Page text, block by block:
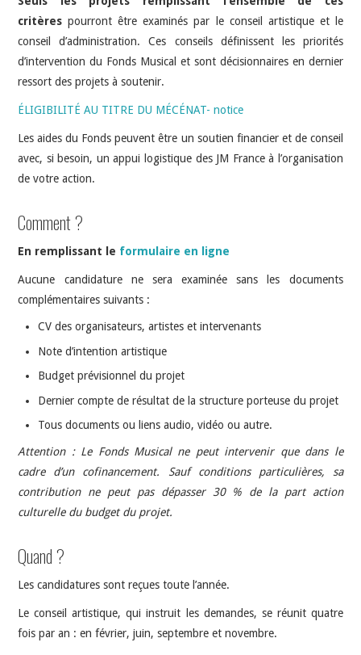
critères pourront être examinés par le conseil artistique et le
conseil d’administration. Ces conseils définissent les priorités
d’intervention du Fonds Musical et sont décisionnaires en dernier
ressort des projets à soutenir.
ÉLIGIBILITÉ AU TITRE DU MÉCÉNAT- notice
Les aides du Fonds peuvent être un soutien financier et de conseil
avec, si besoin, un appui logistique des JM France à l’organisation
de votre action.
Comment ?
En remplissant le formulaire en ligne
Aucune candidature ne sera examinée sans les documents
complémentaires suivants :
CV des organisateurs, artistes et intervenants
Note d’intention artistique
Budget prévisionnel du projet
Dernier compte de résultat de la structure porteuse du projet
Tous documents ou liens audio, vidéo ou autre.
Attention : Le Fonds Musical ne peut intervenir que dans le
cadre d’un cofinancement. Sauf conditions particulières, sa
contribution ne peut pas dépasser 30 % de la part action
culturelle du budget du projet.
Quand ?
Les candidatures sont reçues toute l’année.
Le conseil artistique, qui instruit les demandes, se réunit quatre
fois par an : en février, juin, septembre et novembre.